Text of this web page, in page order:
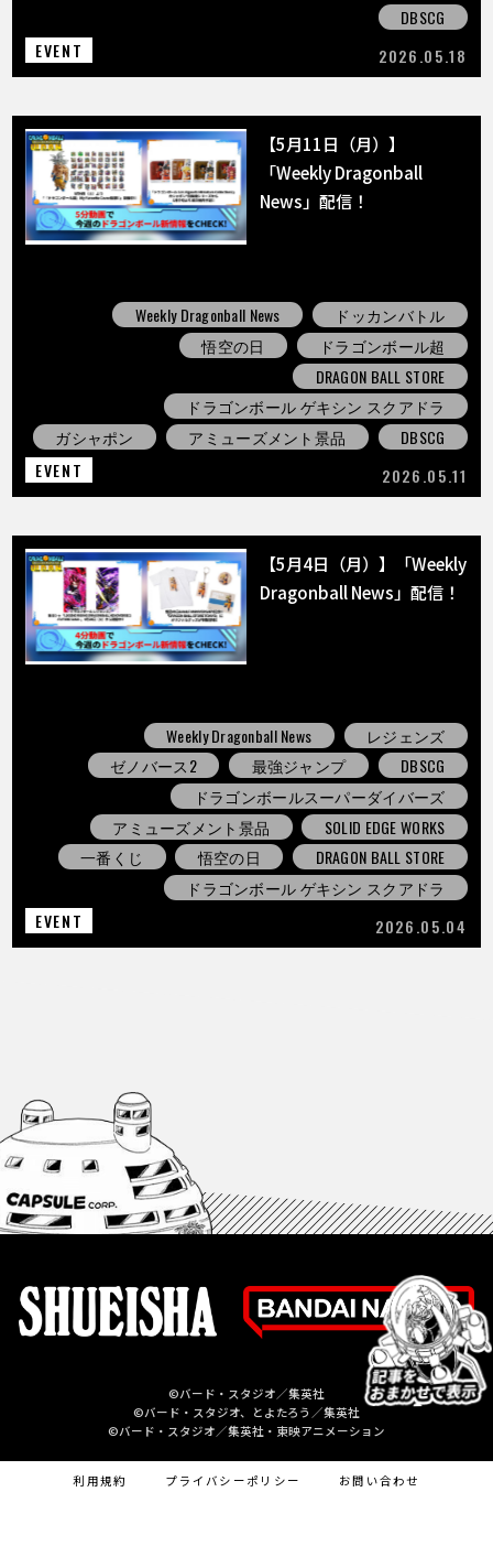
DBSCG
EVENT
2026.05.18
【5月11日（月）】
「Weekly Dragonball
News」配信！
Weekly Dragonball News
ドッカンバトル
悟空の日
ドラゴンボール超
DRAGON BALL STORE
ドラゴンボール ゲキシン スクアドラ
ガシャポン
アミューズメント景品
DBSCG
EVENT
2026.05.11
【5月4日（月）】「Weekly
Dragonball News」配信！
Weekly Dragonball News
レジェンズ
ゼノバース2
最強ジャンプ
DBSCG
ドラゴンボールスーパーダイバーズ
アミューズメント景品
SOLID EDGE WORKS
一番くじ
悟空の日
DRAGON BALL STORE
ドラゴンボール ゲキシン スクアドラ
EVENT
2026.05.04
©バード・スタジオ／集英社
©バード・スタジオ、とよたろう／集英社
©バード・スタジオ／集英社・東映アニメーション
利用規約 プライバシーポリシー お問い合わせ